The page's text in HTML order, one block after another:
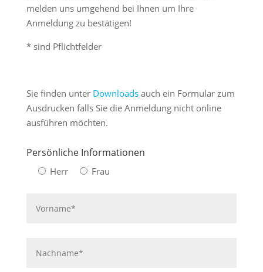
melden uns umgehend bei Ihnen um Ihre
Anmeldung zu bestätigen!
* sind Pflichtfelder
Sie finden unter Downloadsauch ein Formular zum
Ausdrucken falls Sie die Anmeldung nicht online
ausführen möchten.
Persönliche Informationen
Herr Frau